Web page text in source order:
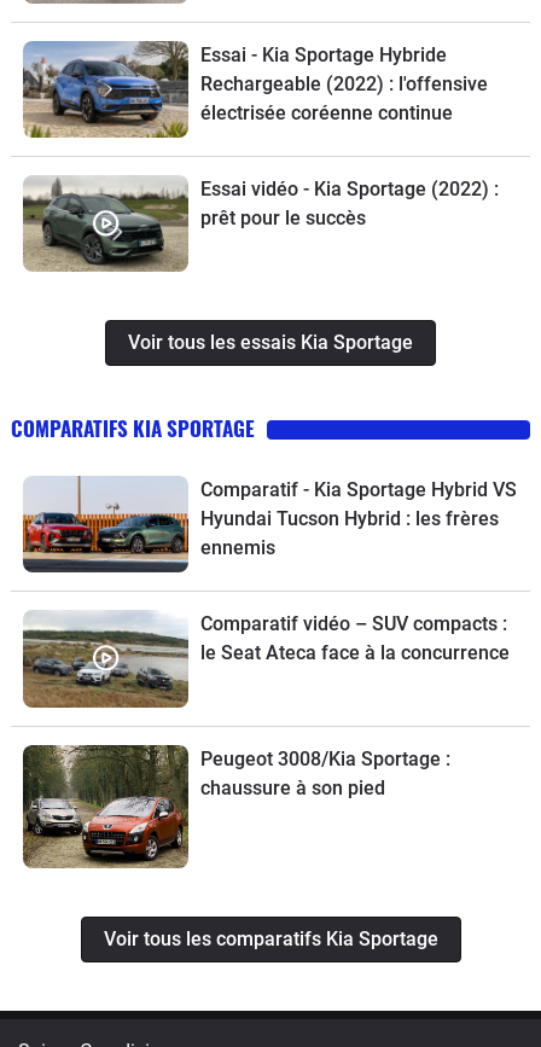
Essai - Kia Sportage Hybride
Rechargeable (2022) : l'offensive
électrisée coréenne continue
Essai vidéo - Kia Sportage (2022) :
prêt pour le succès
Voir tous les essais Kia Sportage
COMPARATIFS KIA SPORTAGE
Comparatif - Kia Sportage Hybrid VS
Hyundai Tucson Hybrid : les frères
ennemis
Comparatif vidéo – SUV compacts :
le Seat Ateca face à la concurrence
Peugeot 3008/Kia Sportage :
chaussure à son pied
Voir tous les comparatifs Kia Sportage